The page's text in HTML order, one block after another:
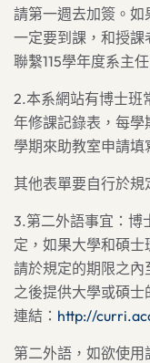
請第一週去加簽。
一定要到課，和授
聯繫115學年度系主
2.本系網站有博士班
年修課記錄表，每
學期來助教室申請填
其他表單要自行於規
3.第二外語事宜：博
定，如果大學和碩士
請於規定的期限之
之後提供大學或碩士
連結： http://
第二外語，如欲使用